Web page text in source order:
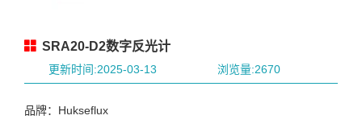
SRA20-D2数字反光计
更新时间:2025-03-13 浏览量:2670
品牌：Hukseflux